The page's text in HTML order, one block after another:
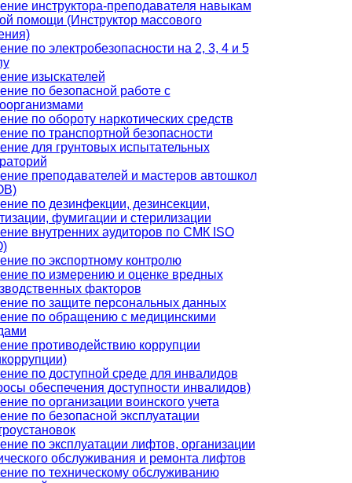
инструктора-преподавателя навыкам
помощи (Инструктор массового
по электробезопасности на 2, 3, 4 и 5
изыскателей
по безопасной работе с
по обороту наркотических средств
по транспортной безопасности
для грунтовых испытательных
преподавателей и мастеров автошкол
по дезинфекции, дезинсекции,
фумигации и стерилизации
внутренних аудиторов по СМК ISO
по экспортному контролю
по измерению и оценке вредных
факторов
по защите персональных данных
по обращению с медицинскими
противодействию коррупции
по доступной среде для инвалидов
обеспечения доступности инвалидов)
по организации воинского учета
по безопасной эксплуатации
по эксплуатации лифтов, организации
обслуживания и ремонта лифтов
по техническому обслуживанию